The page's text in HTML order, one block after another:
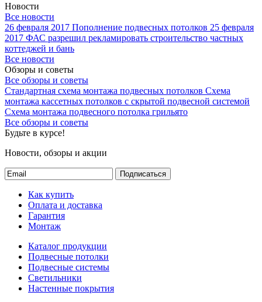
Новости
Все новости
26 февраля 2017 Пополнение подвесных потолков 25 февраля
2017 ФАС разрешил рекламировать строительство частных
коттеджей и бань
Все новости
Обзоры и советы
Все обзоры и советы
Стандартная схема монтажа подвесных потолков Схема
монтажа кассетных потолков с скрытой подвесной системой
Схема монтажа подвесного потолка грильято
Все обзоры и советы
Будьте в курсе!
Новости, обзоры и акции
Подписаться
Как купить
Оплата и доставка
Гарантия
Монтаж
Каталог продукции
Подвесные потолки
Подвесные системы
Светильники
Настенные покрытия